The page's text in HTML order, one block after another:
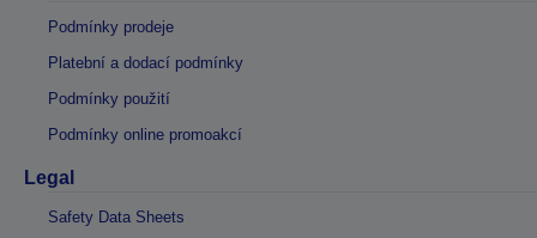
Podmínky prodeje
Platební a dodací podmínky
Podmínky použití
Podmínky online promoakcí
Legal
Safety Data Sheets